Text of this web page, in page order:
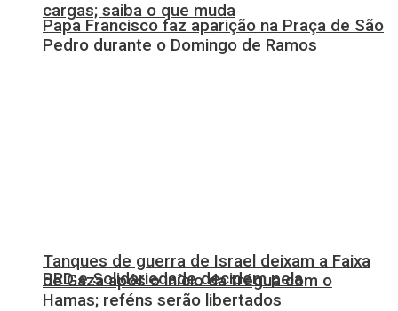
cargas; saiba o que muda
PRD e Solidariedade decidem pela
Papa Francisco faz aparição na Praça de São
Pedro durante o Domingo de Ramos
Tanques de guerra de Israel deixam a Faixa
de Gaza após o início da trégua com o
Hamas; reféns serão libertados